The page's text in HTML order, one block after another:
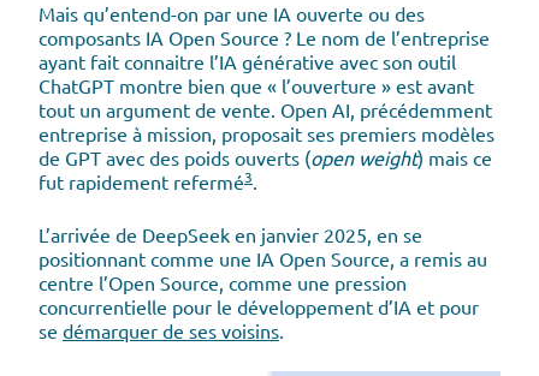
Mais qu’entend-on par une IA ouverte ou des
composants IA Open Source ? Le nom de l’entreprise
ayant fait connaitre l’IA générative avec son outil
ChatGPT montre bien que « l’ouverture » est avant
tout un argument de vente. Open AI, précédemment
entreprise à mission, proposait ses premiers modèles
de GPT avec des poids ouverts (open weight) mais ce
fut rapidement refermé3.
L’arrivée de DeepSeek en janvier 2025, en se
positionnant comme une IA Open Source, a remis au
centre l’Open Source, comme une pression
concurrentielle pour le développement d’IA et pour
se démarquer de ses voisins.